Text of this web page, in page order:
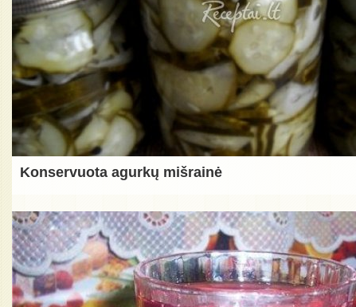
Konservuota agurkų mišrainė